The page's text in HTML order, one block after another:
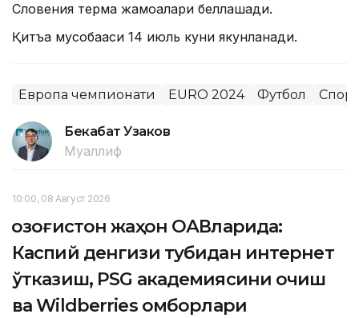
Словения терма жамоалари беллашади.
Қитъа мусобақаси 14 июль куни якунланади.
Европа чемпионати EURO 2024 Футбол Спорт
Бекабат Узаков
Муаллиф
10:00, 08 Август 2026
Қозоғистон жаҳон ОАВларида:
Каспий денгизи тубидан интернет
ўтказиш, PSG академиясини очиш
ва Wildberries омборлари